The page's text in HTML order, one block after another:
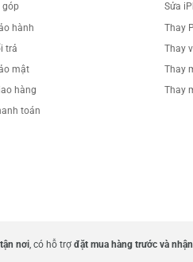
góp
hành
trả
mật
hàng
toán
Sửa
Thay
Thay
Thay
Thay
nơi, có hỗ trợ đặt mua hàng trước và